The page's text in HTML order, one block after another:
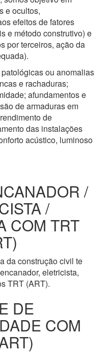
e ocultos,
efeitos de fatores
e método construtivo) e
por terceiros, ação da
ou anomalias
e rachaduras;
afundamentos e
de armaduras em
de
das instalações
acústico, luminoso
/
/
COM TRT
da construção civil te
eletricista,
TRT (ART).
DE
COM